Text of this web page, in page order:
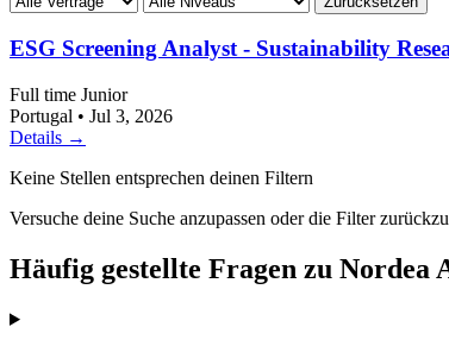
ESG Screening Analyst - Sustainability
Full time Junior
Portugal • Jul 3, 2026
Details →
Keine Stellen entsprechen deinen Filtern
Versuche deine Suche anzupassen oder die Filter
Häufig gestellte Fragen zu Nordea